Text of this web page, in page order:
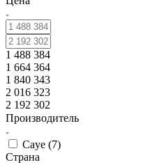
1 488 384
1 664 364
1 840 343
2 016 323
2 192 302
Производитель
Caye (7)
Страна